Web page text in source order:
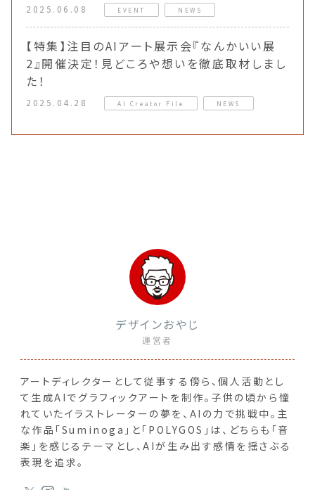
2025.06.08 EVENT NEWS
【特集】注目のAIアート展示会『なんかいい展
2』開催決定！見どころや想いを徹底取材しまし
た！
2025.04.28 AI Creator File NEWS
デザインおやじ
運営者
アートディレクターとして従事する傍ら、個人活動とし
て生成AIでグラフィックアートを制作。子供の頃から憧
れていたイラストレーターの夢を、AIの力で挑戦中。主
な作品「Suminoga」と「POLYGOS」は、どちらも「音
楽」を感じるテーマとし、AIが生み出す感情を揺さぶる
表現を追求。